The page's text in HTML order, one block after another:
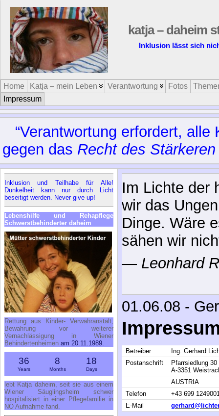
katja – daheim
Inklusion lässt sich
Home Katja – mein Leben Verantwortung Fotos
Impressum
“Verantwortung erfordert,
gegen das Recht des Stärkeren
Inklusion und Teilhabe für Alle!
Dunkelheit kann nur durch Licht
beseitigt werden. Never give up!
Lebenshilfe und Rehapflege
Schwerstbehinderter daheim
Rettung aus Kinder- Verwahranstalt,
Bewahrung vor weiterer
Vernachlässigung in Wiener
Behindertenheimen am 20.11.1989.
36
Years
8
Months
18
Days
lebt Katja daheim, seit sie aus einem
Wiener Säuglingsheim schwer
hospitalisiert in einer Pflegefamilie in
NÖ Aufnahme fand.
Im Lichte der
wir das
Dinge. Wäre
sähen wir
— Leonhard
01.06.08 -
Betreiber
Ing. Gerhard
Postanschrift
Pfarrsiedlung 30
A-3351
AUSTRIA
Telefon
+43 699
E-Mail